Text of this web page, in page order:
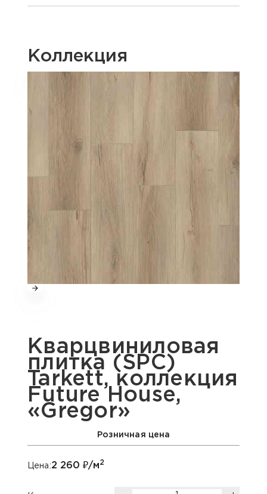
Коллекция
Кварцвиниловая
плитка (SPC)
Tarkett, коллекция
Future House,
«Gregor»
Розничная цена
Цена:2 260 ₽/м2